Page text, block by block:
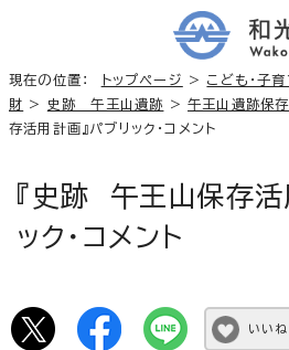
現在の位置： トップページ > こども・子育
財 > 史跡 午王山遺跡 >午王山遺跡保
存活用計画』パブリック・コメント
『史跡 午王山保存活
ック・コメント
いいね